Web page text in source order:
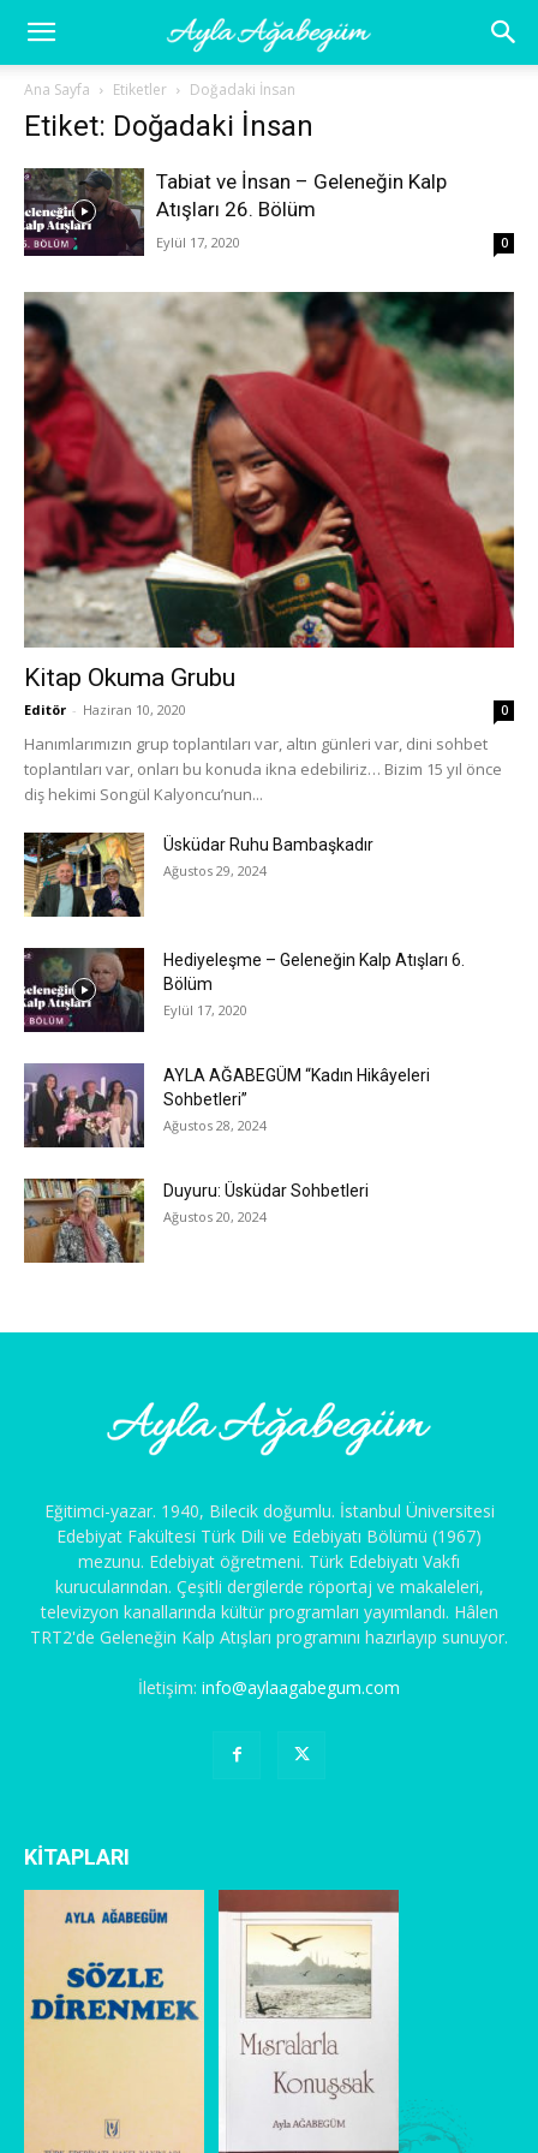
Ayla
Ağabegüm
Ana Sayfa Etiketler Doğadaki İnsan
Etiket: Doğadaki İnsan
Tabiat ve İnsan – Geleneğin Kalp
Atışları 26. Bölüm
Eylül 17, 2020 0
Kitap Okuma Grubu
Editör - Haziran 10, 2020 0
Hanımlarımızın grup toplantıları var, altın günleri var, dini sohbet
toplantıları var, onları bu konuda ikna edebiliriz… Bizim 15 yıl önce
diş hekimi Songül Kalyoncu’nun...
Üsküdar Ruhu Bambaşkadır
Ağustos 29, 2024
Hediyeleşme – Geleneğin Kalp Atışları 6.
Bölüm
Eylül 17, 2020
AYLA AĞABEGÜM “Kadın Hikâyeleri
Sohbetleri”
Ağustos 28, 2024
Duyuru: Üsküdar Sohbetleri
Ağustos 20, 2024
Eğitimci-yazar. 1940, Bilecik doğumlu. İstanbul Üniversitesi
Edebiyat Fakültesi Türk Dili ve Edebiyatı Bölümü (1967)
mezunu. Edebiyat öğretmeni. Türk Edebiyatı Vakfı
kurucularından. Çeşitli dergilerde röportaj ve makaleleri,
televizyon kanallarında kültür programları yayımlandı. Hâlen
TRT2'de Geleneğin Kalp Atışları programını hazırlayıp sunuyor.
İletişim: info@aylaagabegum.com
KİTAPLARI